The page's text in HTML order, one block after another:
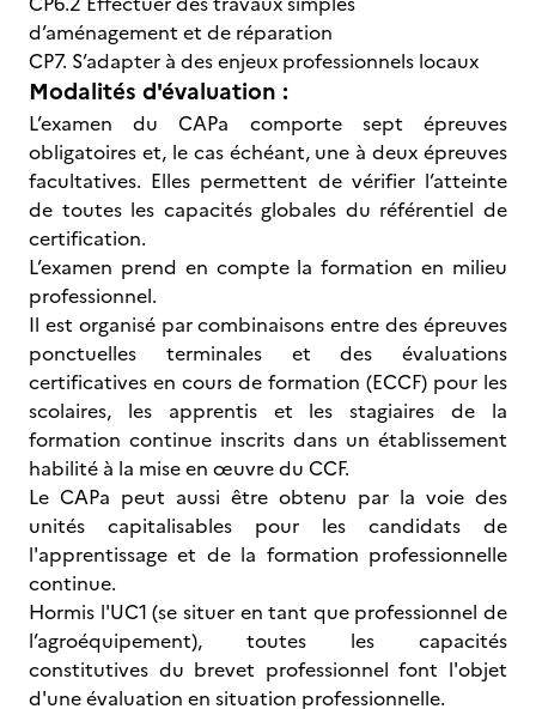
d’aménagement et de réparation
CP7. S’adapter à des enjeux professionnels locaux
Modalités d'évaluation :
L’examen du CAPa comporte sept
épreuves
obligatoires et, le cas échéant, une à deux épreuves
facultatives. Elles permettent de vérifier l’atteinte
de toutes les capacités globales du référentiel de
certification.
L’examen prend en compte la formation en milieu
professionnel.
Il est organisé par combinaisons entre des épreuves
ponctuelles terminales et des évaluations
certificatives en cours de formation (ECCF) pour les
scolaires, les apprentis et les stagiaires de la
formation continue inscrits dans un établissement
habilité à la mise en œuvre du CCF.
Le CAPa peut aussi être obtenu par la voie des
unités capitalisables pour les candidats de
l'apprentissage et de la formation professionnelle
continue.
Hormis l'UC1 (se situer en tant que professionnel de
l’agroéquipement), toutes les capacités
constitutives du brevet professionnel font l'objet
d'une évaluation en situation professionnelle.